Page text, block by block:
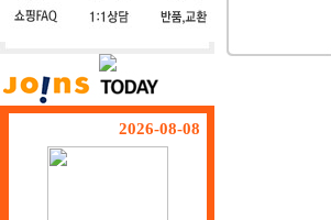
2026-08-08